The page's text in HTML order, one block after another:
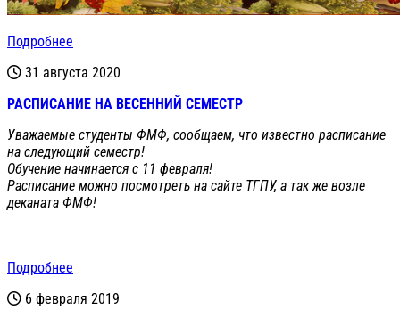
Подробнее
31 августа 2020
РАСПИСАНИЕ НА ВЕСЕННИЙ СЕМЕСТР
Уважаемые студенты ФМФ, сообщаем, что известно расписание
на следующий семестр!
Обучение начинается с 11 февраля!
Расписание можно посмотреть на сайте ТГПУ, а так же возле
деканата ФМФ!
Подробнее
6 февраля 2019